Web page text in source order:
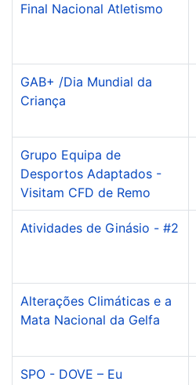
Final Nacional Atletismo
GAB+ /Dia Mundial da
Criança
Grupo Equipa de
Desportos Adaptados -
Visitam CFD de Remo
Atividades de Ginásio - #2
Alterações Climáticas e a
Mata Nacional da Gelfa
SPO - DOVE – Eu